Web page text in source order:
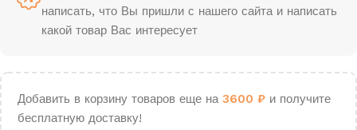
написать, что Вы пришли с нашего сайта и написать
какой товар Вас интересует
Добавить в корзину товаров еще на 3600 ₽ и получите
бесплатную доставку!